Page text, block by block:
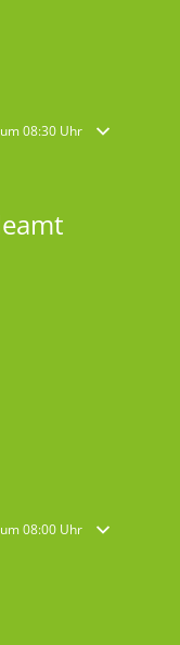
auszublenden
08:30 Uhr
auszublenden
08:00 Uhr